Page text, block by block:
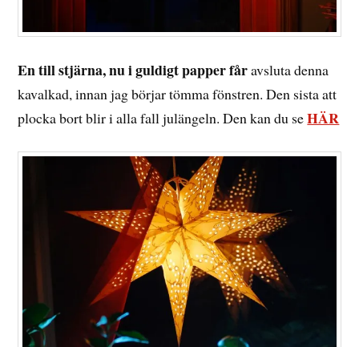
En till stjärna, nu i guldigt papper fåravsluta denna
kavalkad, innan jag börjar tömma fönstren. Den sista att
plocka bort blir i alla fall julängeln. Den kan du seHÄR